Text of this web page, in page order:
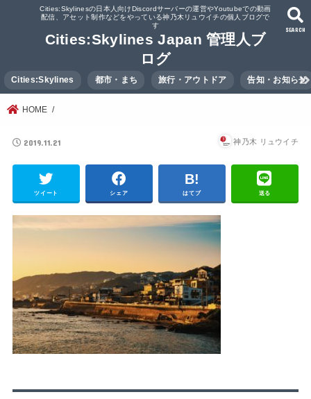
Cities:Skylinesの日本人向けDiscordサーバーの運営やYoutubeでの動画
配信、アセット制作などをやっている神乃木リュウイチの個人ブログで
す
Cities:Skylines Japan 管理人ブ
ログ
SEARCH
Cities:Skylines 都市・まち 旅行・アウトドア 告知・お知らせ
HOME
2019.11.21 神乃木 リュウイチ
ツイート シェア はてブ 送る